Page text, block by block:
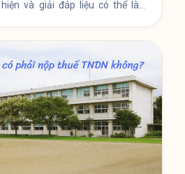
số thuế hộ kinh
bao lâu?